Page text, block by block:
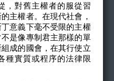
，對舊主權者的服從習
主權者。在現代社會，
意義下毫不受限的主權
是像專制君主那樣的單
成的國會，在其行使立
種實質或程序的法律限